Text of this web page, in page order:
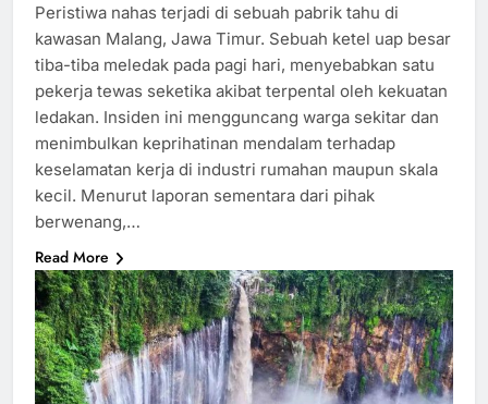
Peristiwa nahas terjadi di sebuah pabrik tahu di
kawasan Malang, Jawa Timur. Sebuah ketel uap besar
tiba-tiba meledak pada pagi hari, menyebabkan satu
pekerja tewas seketika akibat terpental oleh kekuatan
ledakan. Insiden ini mengguncang warga sekitar dan
menimbulkan keprihatinan mendalam terhadap
keselamatan kerja di industri rumahan maupun skala
kecil. Menurut laporan sementara dari pihak
berwenang,…
Read More